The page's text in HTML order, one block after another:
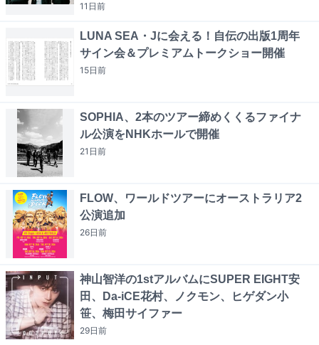
11日前
LUNA SEA・Jに会える！自伝の出版1周年
サイン会＆プレミアムトークショー開催
15日前
SOPHIA、2本のツアー締めくくるファイナ
ル公演をNHKホールで開催
21日前
FLOW、ワールドツアーにオーストラリア2
公演追加
26日前
神山智洋の1stアルバムにSUPER EIGHT安
田、Da-iCE花村、ノクモン、ヒゲダン小
笹、梅田サイファー
29日前